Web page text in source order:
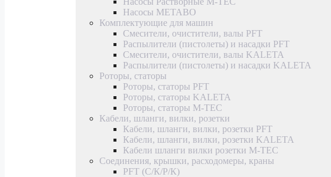
Насосы METABO
Комплектующие для машин
Смесители, очистители, валы PFT
Распылители (пистолеты) и насадки PFT
Смесители, очистители, валы KALETA
Распылители (пистолеты) и насадки KALETA
Роторы, статоры
Роторы, статоры PFT
Роторы, статоры KALETA
Роторы, статоры M-TEC
Кабели, шланги, вилки, розетки
Кабели, шланги, вилки, розетки PFT
Кабели, шланги, вилки, розетки KALETA
Кабели шланги вилки розетки M-TEC
Соединения, крышки, расходомеры, краны
PFT (С/К/Р/К)